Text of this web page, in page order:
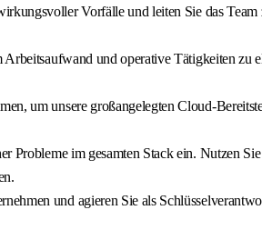
Vorfälle und leiten Sie das
und operative Tätigkeiten
um unsere großangelegten Cloud-
Probleme im gesamten Stack ein. Nutzen
und agieren Sie als